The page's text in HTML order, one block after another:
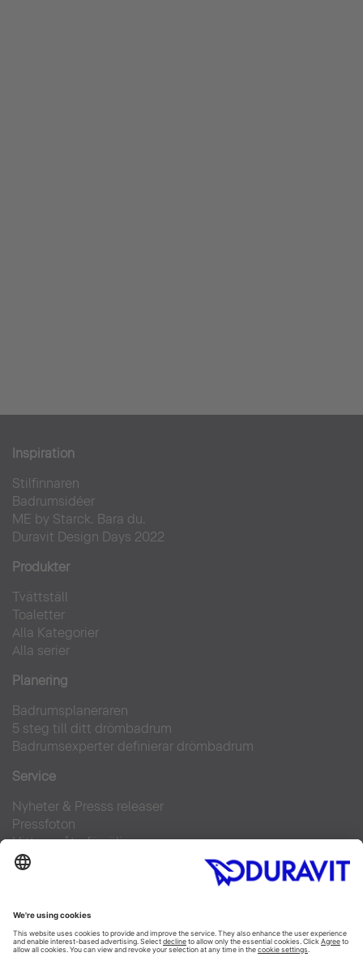
Inspiration
Stilfinnaren
Badrumsidéer
ME by Starck. Bara du.
Duravit Design Days 2022
Produkter
Tvättställ
Toaletter
Alla Kategorier
Alla serier
Planering
Badrumsplaneraren
5 steg till ditt drömbadrum
Badrumsexperter definierar drömbadrum
Service
Nyheter & Presss releaser
Pressfoton
Hitta en återförsäljare
FAQs
Facebook
Instagram
Pinterest
Flickr